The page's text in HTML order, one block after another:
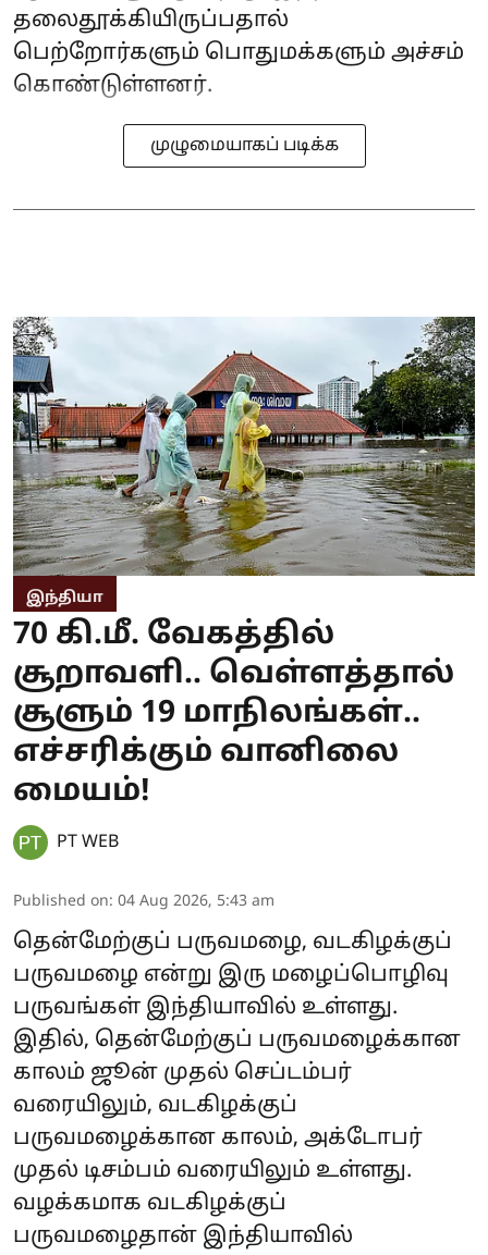
தலைதூக்கியிருப்பதால்
பெற்றோர்களும் பொதுமக்களும் அச்சம்
கொண்டுள்ளனர்.
முழுமையாகப் படிக்க
இந்தியா
70 கி.மீ. வேகத்தில்
சூறாவளி.. வெள்ளத்தால்
சூளும் 19 மாநிலங்கள்..
எச்சரிக்கும் வானிலை
மையம்!
PT WEB
Published on: 04 Aug 2026, 5:43 am
தென்மேற்குப் பருவமழை, வடகிழக்குப்
பருவமழை என்று இரு மழைப்பொழிவு
பருவங்கள் இந்தியாவில் உள்ளது.
இதில், தென்மேற்குப் பருவமழைக்கான
காலம் ஜூன் முதல் செப்டம்பர்
வரையிலும், வடகிழக்குப்
பருவமழைக்கான காலம், அக்டோபர்
முதல் டிசம்பம் வரையிலும் உள்ளது.
வழக்கமாக வடகிழக்குப்
பருவமழைதான் இந்தியாவில்